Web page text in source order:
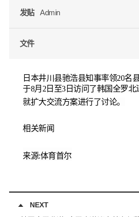
发贴 Admin
文件
日本井川 县驰浩县知事率领20名
于8月 2 日 至3日访问了韩国全罗北
就扩大交流方案进行了讨论。
相关新闻
来源:体育首尔
NEXT